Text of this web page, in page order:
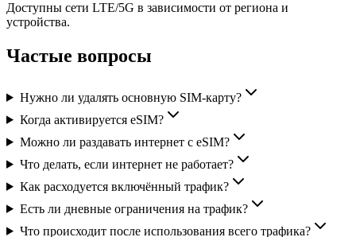
Доступны сети LTE/5G в зависимости от региона и
устройства.
Частые вопросы
Нужно ли удалять основную SIM-карту?
Когда активируется eSIM?
Можно ли раздавать интернет с eSIM?
Что делать, если интернет не работает?
Как расходуется включённый трафик?
Есть ли дневные ограничения на трафик?
Что происходит после использования всего трафика?